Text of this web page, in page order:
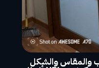
والمقاس والشكل